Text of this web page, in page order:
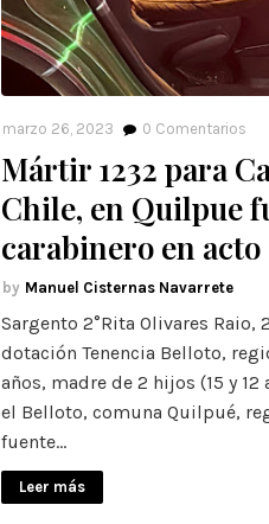
marzo 26, 2023 0 Comentarios
Mártir 1232 para
Chile, en Quilpue
carabinero en
Manuel Cisternas Navarrete
Sargento 2°Rita Olivares Raio,
dotación Tenencia Belloto,
años, madre de 2 hijos (15 y
el Belloto, comuna Quilpué,
fuente…
Leer más